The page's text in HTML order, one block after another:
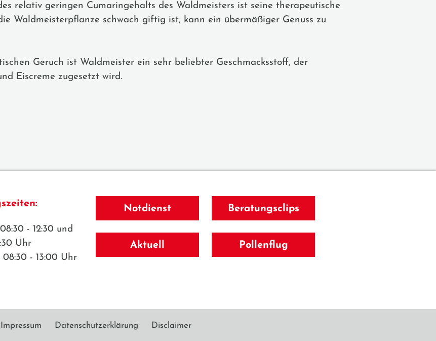
relativ geringen Cumaringehalts des Waldmeisters ist seine therapeutische
Waldmeisterpflanze schwach giftig ist, kann ein übermäßiger Genuss zu
Geruch ist Waldmeister ein sehr beliebter Geschmacksstoff, der
Eiscreme zugesetzt wird.
- 12:30 und
Uhr
08:30 - 13:00 Uhr
Notdienst Beratungsclips
Aktuell Pollenflug
Impressum Datenschutzerklärung Disclaimer